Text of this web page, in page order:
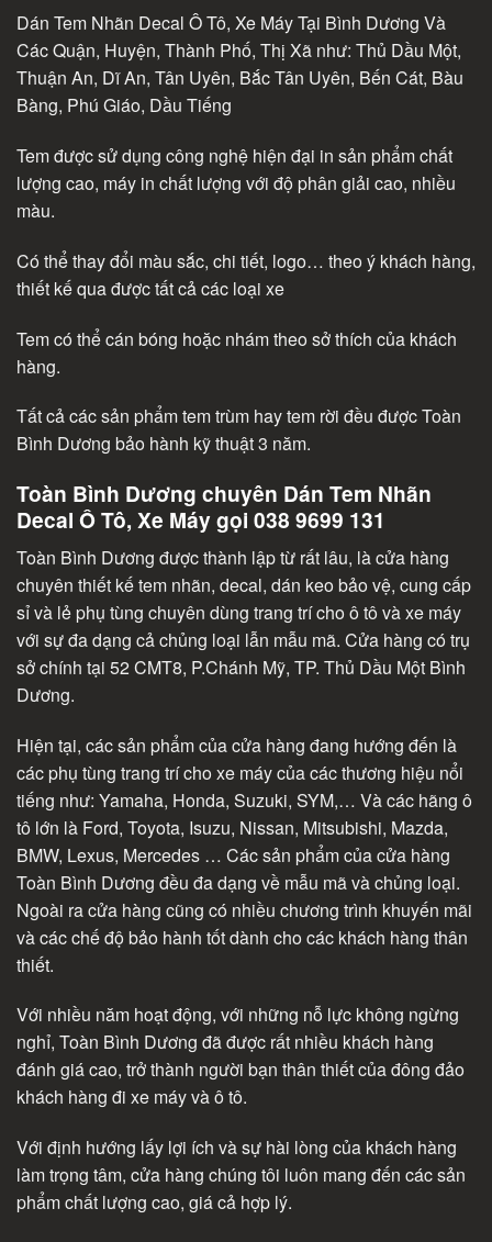
Dán Tem Nhãn Decal Ô Tô, Xe Máy Tại Bình Dương Và
Các Quận, Huyện, Thành Phố, Thị Xã như: Thủ Dầu Một,
Thuận An, Dĩ An, Tân Uyên, Bắc Tân Uyên, Bến Cát, Bàu
Bàng, Phú Giáo, Dầu Tiếng
Tem được sử dụng công nghệ hiện đại in sản phẩm chất
lượng cao, máy in chất lượng với độ phân giải cao, nhiều
màu.
Có thể thay đổi màu sắc, chi tiết, logo… theo ý khách hàng,
thiết kế qua được tất cả các loại xe
Tem có thể cán bóng hoặc nhám theo sở thích của khách
hàng.
Tất cả các sản phẩm tem trùm hay tem rời đều được Toàn
Bình Dương bảo hành kỹ thuật 3 năm.
Toàn Bình Dương chuyên Dán Tem Nhãn
Decal Ô Tô, Xe Máy gọi 038 9699 131
Toàn Bình Dương được thành lập từ rất lâu, là cửa hàng
chuyên thiết kế tem nhãn, decal, dán keo bảo vệ, cung cấp
sỉ và lẻ phụ tùng chuyên dùng trang trí cho ô tô và xe máy
với sự đa dạng cả chủng loại lẫn mẫu mã. Cửa hàng có trụ
sở chính tại 52 CMT8, P.Chánh Mỹ, TP. Thủ Dầu Một Bình
Dương.
Hiện tại, các sản phẩm của cửa hàng đang hướng đến là
các phụ tùng trang trí cho xe máy của các thương hiệu nổi
tiếng như: Yamaha, Honda, Suzuki, SYM,… Và các hãng ô
tô lớn là Ford, Toyota, Isuzu, Nissan, Mitsubishi, Mazda,
BMW, Lexus, Mercedes … Các sản phẩm của cửa hàng
Toàn Bình Dương đều đa dạng về mẫu mã và chủng loại.
Ngoài ra cửa hàng cũng có nhiều chương trình khuyến mãi
và các chế độ bảo hành tốt dành cho các khách hàng thân
thiết.
Với nhiều năm hoạt động, với những nỗ lực không ngừng
nghỉ, Toàn Bình Dương đã được rất nhiều khách hàng
đánh giá cao, trở thành người bạn thân thiết của đông đảo
khách hàng đi xe máy và ô tô.
Với định hướng lấy lợi ích và sự hài lòng của khách hàng
làm trọng tâm, cửa hàng chúng tôi luôn mang đến các sản
phẩm chất lượng cao, giá cả hợp lý.